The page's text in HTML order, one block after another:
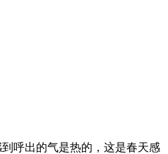
呼出的气是热的，这是春天感